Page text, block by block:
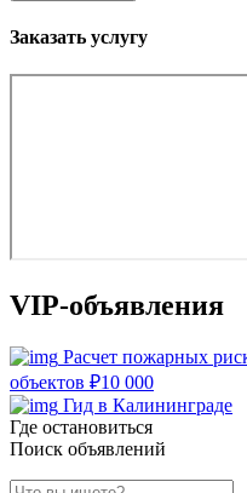
Заказать услугу
VIP-объявления
Расчет пожарных
объектов ₽10 000
Гид в Калининграде
Где остановиться
Поиск объявлений